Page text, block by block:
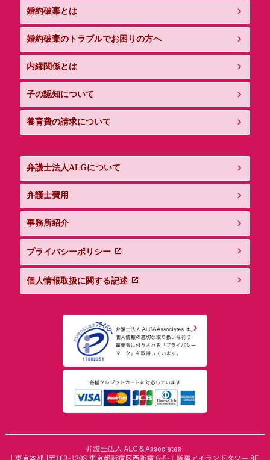
婚約破棄とは
婚約破棄のトラブルでお困りの方へ
内縁関係とは
子の認知について
養育費の請求について
弁護士法人ALGについて
弁護士費用
事務所紹介
プライバシーポリシー
個人情報取扱に関する記述